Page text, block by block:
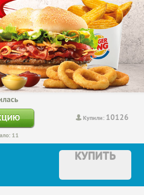
Купили: 10126
11
КУПИТЬ